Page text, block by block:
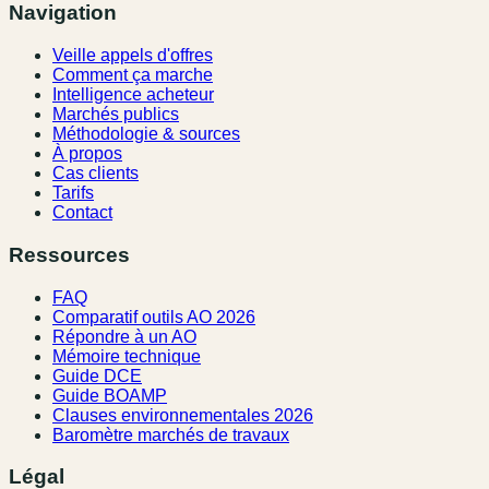
Navigation
Veille appels d'offres
Comment ça marche
Intelligence acheteur
Marchés publics
Méthodologie & sources
À propos
Cas clients
Tarifs
Contact
Ressources
FAQ
Comparatif outils AO 2026
Répondre à un AO
Mémoire technique
Guide DCE
Guide BOAMP
Clauses environnementales 2026
Baromètre marchés de travaux
Légal